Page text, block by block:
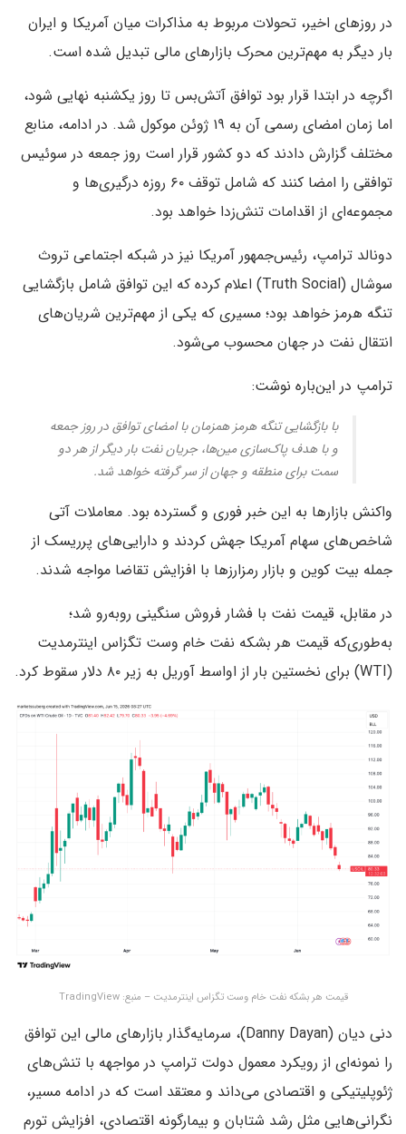
در روزهای اخیر، تحولات مربوط به مذاکرات میان آمریکا و ایران
بار دیگر به مهم‌ترین محرک بازارهای مالی تبدیل شده است.
اگرچه در ابتدا قرار بود توافق آتش‌بس تا روز یکشنبه نهایی شود،
اما زمان امضای رسمی آن به ۱۹ ژوئن موکول شد. در ادامه، منابع
مختلف گزارش دادند که دو کشور قرار است روز جمعه در سوئیس
توافقی را امضا کنند که شامل توقف ۶۰ روزه درگیری‌ها و
مجموعه‌ای از اقدامات تنش‌زدا خواهد بود.
دونالد ترامپ، رئیس‌جمهور آمریکا نیز در شبکه اجتماعی تروث
سوشال (Truth Social) اعلام کرده که این توافق شامل بازگشایی
تنگه هرمز خواهد بود؛ مسیری که یکی از مهم‌ترین شریان‌های
انتقال نفت در جهان محسوب می‌شود.
ترامپ در این‌باره نوشت:
با بازگشایی تنگه هرمز همزمان با امضای توافق در روز جمعه
و با هدف پاک‌سازی مین‌ها، جریان نفت بار دیگر از هر دو
سمت برای منطقه و جهان از سر گرفته خواهد شد.
واکنش بازارها به این خبر فوری و گسترده بود. معاملات آتی
شاخص‌های سهام آمریکا جهش کردند و دارایی‌های پرریسک از
جمله بیت کوین و بازار رمزارزها با افزایش تقاضا مواجه شدند.
در مقابل، قیمت نفت با فشار فروش سنگینی روبه‌رو شد؛
به‌طوری‌که قیمت هر بشکه نفت خام وست تگزاس اینترمدیت
(WTI) برای نخستین بار از اواسط آوریل به زیر ۸۰ دلار سقوط کرد.
قیمت هر بشکه نفت خام وست تگزاس اینترمدیت – منبع: TradingView
دنی دیان (Danny Dayan)، سرمایه‌گذار بازارهای مالی این توافق
را نمونه‌ای از رویکرد معمول دولت ترامپ در مواجهه با تنش‌های
ژئوپلیتیکی و اقتصادی می‌داند و معتقد است که در ادامه مسیر،
نگرانی‌هایی مثل رشد شتابان و بیمارگونه اقتصادی، افزایش تورم